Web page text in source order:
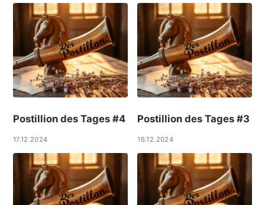
Postillion des Tages #4
17.12.2024
Postillion des Tages #3
16.12.2024